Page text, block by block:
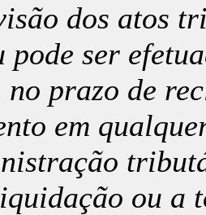
dos atos
pode ser
no prazo de
em
ou a